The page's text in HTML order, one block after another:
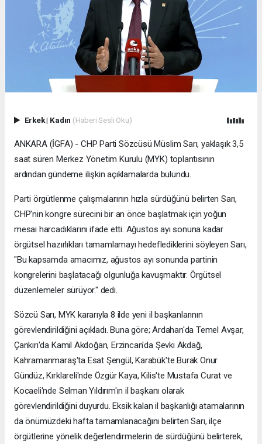
Erkek| Kadın (Haberi Sesli Oku)
ANKARA (İGFA) - CHP Parti Sözcüsü Müslim Sarı, yaklaşık 3,5
saat süren Merkez Yönetim Kurulu (MYK) toplantısının
ardından gündeme ilişkin açıklamalarda bulundu.
Parti örgütlenme çalışmalarının hızla sürdüğünü belirten Sarı,
CHP'nin kongre sürecini bir an önce başlatmak için yoğun
mesai harcadıklarını ifade etti. Ağustos ayı sonuna kadar
örgütsel hazırlıkları tamamlamayı hedeflediklerini söyleyen Sarı,
"Bu kapsamda amacımız, ağustos ayı sonunda partinin
kongrelerini başlatacağı olgunluğa kavuşmaktır. Örgütsel
düzenlemeler sürüyor." dedi.
Sözcü Sarı, MYK kararıyla 8 ilde yeni il başkanlarının
görevlendirildiğini açıkladı. Buna göre; Ardahan'da Temel Avşar,
Çankırı'da Kamil Akdoğan, Erzincan'da Şevki Akdağ,
Kahramanmaraş'ta Esat Şengül, Karabük'te Burak Onur
Gündüz, Kırklareli'nde Özgür Kaya, Kilis'te Mustafa Curat ve
Kocaeli'nde Selman Yıldırım'ın il başkanı olarak
görevlendirildiğini duyurdu. Eksik kalan il başkanlığı atamalarının
da önümüzdeki hafta tamamlanacağını belirten Sarı, ilçe
örgütlerine yönelik değerlendirmelerin de sürdüğünü belirterek,